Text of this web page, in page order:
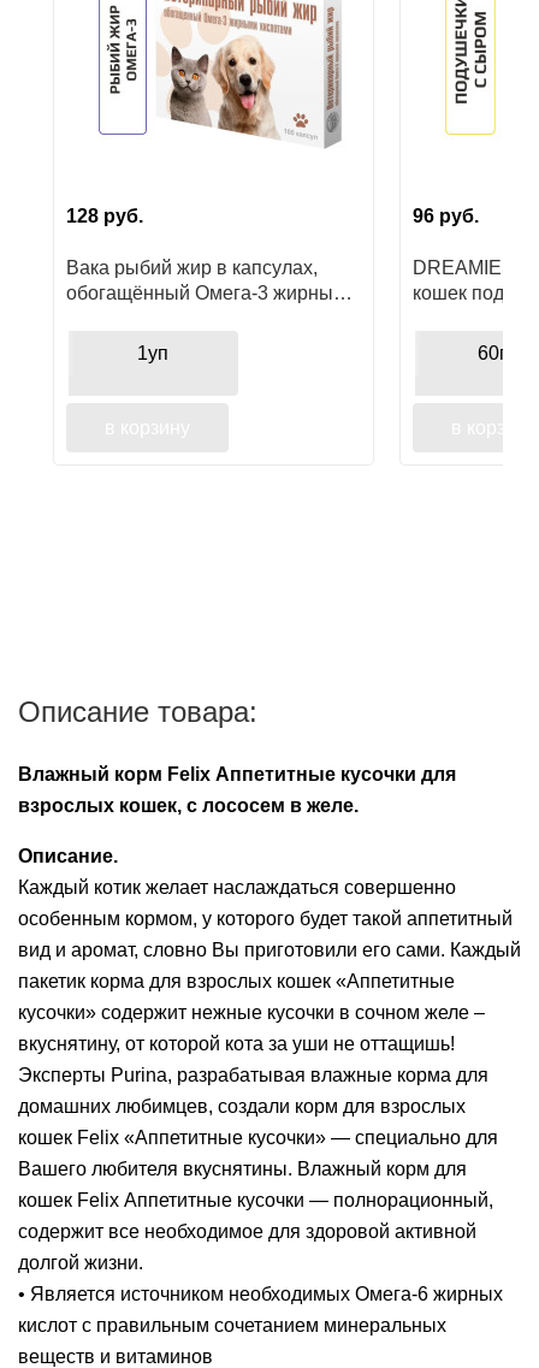
128 руб.
Вака рыбий жир в капсулах,
обогащённый Омега-3 жирными
здоровья кожи и шерсти
1уп
96 руб.
DREAMIES
кошек
60гр.
Описание товара:
Влажный корм Felix Аппетитные кусочки для
взрослых кошек, с лососем в желе.
Описание.
Каждый котик желает наслаждаться совершенно
особенным кормом, у которого будет такой аппетитный
вид и аромат, словно Вы приготовили его сами. Каждый
пакетик корма для взрослых кошек «Аппетитные
кусочки» содержит нежные кусочки в сочном желе –
вкуснятину, от которой кота за уши не оттащишь!
Эксперты Purina, разрабатывая влажные корма для
домашних любимцев, создали корм для взрослых
кошек Felix «Аппетитные кусочки» — специально для
Вашего любителя вкуснятины. Влажный корм для
кошек Felix Аппетитные кусочки — полнорационный,
содержит все необходимое для здоровой активной
долгой жизни.
• Является источником необходимых Омега-6 жирных
кислот с правильным сочетанием минеральных
веществ и витаминов